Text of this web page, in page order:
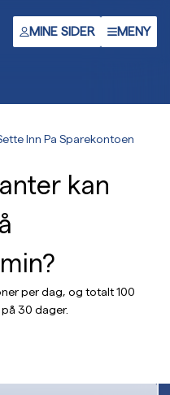
MINE SIDER MENY
Inn Pa Sparekontoen
kan
per dag, og totalt 100
30 dager.